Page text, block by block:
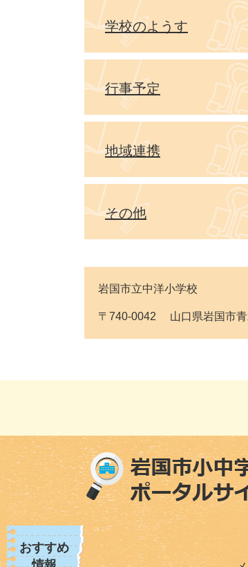
学校のようす
行事予定
地域連携
その他
岩国市立中洋小学校
〒740-0042 山口県岩国市
おすすめ